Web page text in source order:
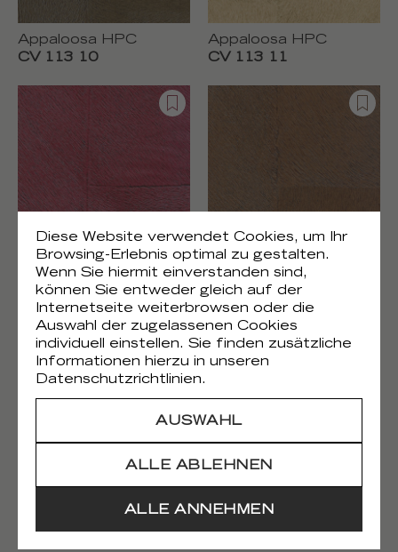
Appaloosa HPC
CV 113 10
Appaloosa HPC
CV 113 11
Appaloosa HPC
CV 113 12
Appaloosa HPC
CV 113 13
Appaloosa HPC
Appaloosa HPC
Diese Website verwendet Cookies, um Ihr
Browsing-Erlebnis optimal zu gestalten.
Wenn Sie hiermit einverstanden sind,
können Sie entweder gleich auf der
Internetseite weiterbrowsen oder die
Auswahl der zugelassenen Cookies
individuell einstellen. Sie finden zusätzliche
Informationen hierzu in unseren
Datenschutzrichtlinien.
AUSWAHL
ALLE ABLEHNEN
ALLE ANNEHMEN